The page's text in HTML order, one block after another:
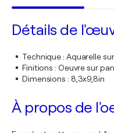
Détails de
Technique: Aquarelle
Finitions : Oeuvre sur
Dimensions : 8,3x9,8in
À propos de